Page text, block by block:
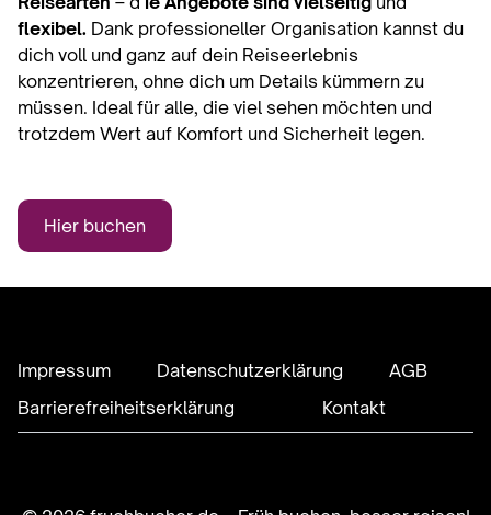
flexibel. Dank professioneller Organisation kannst du
dich voll und ganz auf dein Reiseerlebnis
konzentrieren, ohne dich um Details kümmern zu
müssen. Ideal für alle, die viel sehen möchten und
trotzdem Wert auf Komfort und Sicherheit legen.
Hier buchen
Impressum Datenschutzerklärung
AGB
Barrierefreiheitserklärung
Kontakt